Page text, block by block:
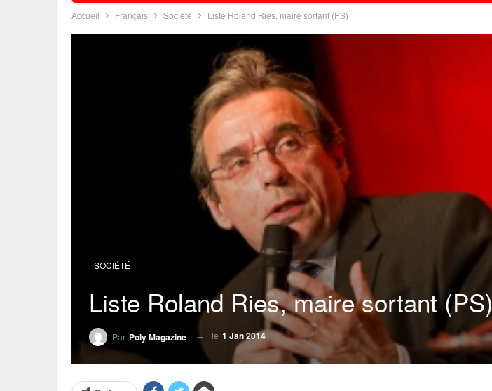
Accueil Français Société Liste Roland Ries, maire sortant (PS)
SOCIÉTÉ
Liste Roland Ries, maire sortant (PS)
Par Poly Magazine le 1 Jan 2014